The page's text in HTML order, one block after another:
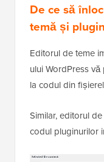
De ce să
temă și
Editorul de teme
ului WordPress
la codul din
Similar, editorul
codul pluginurilor